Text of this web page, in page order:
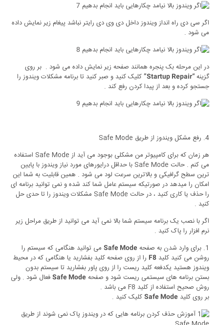
اگر سی دی راه انداز ویندوز داخل دی وی دی رایتر نباشد پیغام زیر نمایش داده
می شود .
در این مرحله بک پنجره همانند صفحه زیر نمایش داده می شود . بر روی
گزینه “Startup Repair”
کلیک کنید و صبر کنید تا برنامه مشکلات ویندوز را
جستجو کرده و بعد از پیدا کردن رفع کند .
4. رفع مشکل ویندوز از طریق Safe Mode
هر زمان که برای کامپیوتر من مشکلی بوجود می آید از Safe Mode استفاده
می کنم . حالت Safe Mode با حداقل درایورهای مورد نیاز ویندوز با پایین
ترین سطح گرافیکی و بالاترین سرعت لود می شود . همین قابلیت به شما این
امکان را میدهد در صورتیکه سیستم عامل شما کند شده و نمی توانید برنامه ای
را حذف یا کاری کنید ، در حالت Safe Mode مشکلات ویندوز را تا حدی حل
کنید .
اگر با نصب یک برنامه سیستم شما بالا نمی آید می توانید از طریق مراحل زیر
نرم افزار را پاک کنید .
1. برای وارد شدن به صفحه
Safe Mode می توانید هنگامی که سیستم را
روشن می کنید کلید F8 را از روی صفحه کلید بفشارید یا هنگامی که در محیط
ویندوز هستید یکدفعه کلید ریست را از روی پاور بفشارید تا سیستم بدون
بستن برنامه های سیستمی ریست شود و صفحه Safe Mode فعال شود . ولی
روش صحیح استفاده از کلید F8 می باشد .
بر روی کلید Safe Mode کلیک کنید .